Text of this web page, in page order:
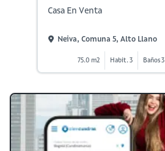
Casa En Venta
Neiva, Comuna 5, Alto Llano
75.0 m2 Habit. 3 Baños 3